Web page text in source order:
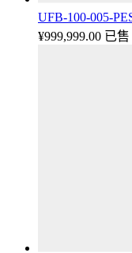
UFB-100-005-
¥999,999.00 已售